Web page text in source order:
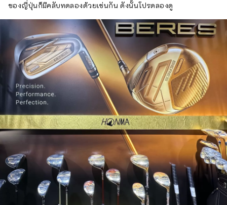
ของญี่ปุ่นก็มีคลับทดลองด้วยเช่นกัน ดังนั้นโปรดลองดู